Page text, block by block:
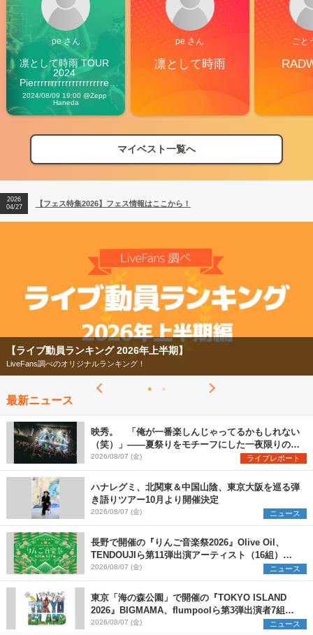
pe さん
凛として時雨 TOUR
2024
Pierrrrrrrrrrrrrrrrrrrre
Vibes
2024/08/09 19:00 @Zepp
Haneda
pe さん
凛として時雨
ごと
マイベスト一覧へ
【フェス特集2026】フェス情報はここから！
【ライブ動員ランキング】2026年上半期編発表！
2026
04/27
【フェス特集2026】フェス情報はここから！
2026
【フェス特集2026】
今年もフェスの季節がやってきた！
最新ニュース
映秀。 「俺が一番楽しんじゃってるかもしれない
（笑）」――夏祭りをモチーフにした一夜限りのス
ペシャルライブ『色祭』レポート
2026/08/07 (金) ライブレポート
ハナレグミ、北関東＆中国山陰、東京大阪を巡る弾
き語りツアー10月より開催決定
2026/08/07 (金) ニュース
長野で開催の『りんご音楽祭2026』Olive Oil、
TENDOUJIら第11弾出演アーティスト（16組）を
発表
2026/08/07 (金) ニュース
東京「海の森公園」で開催の『TOKYO ISLAND
2026』BIGMAMA、flumpoolら第3弾出演者7組を
発表 ワークショップ・アート出展者を募集
2026/08/07 (金) ニュース